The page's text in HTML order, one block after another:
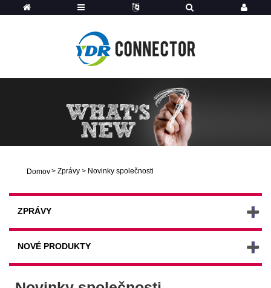
Domov> Zprávy > Novinky společnosti
ZPRÁVY
NOVÉ PRODUKTY